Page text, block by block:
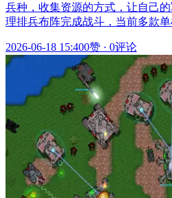
兵种，收集资源的方式，让自己
理排兵布阵完成战斗，当前多款
2026-06-18 15:400赞 · 0评论